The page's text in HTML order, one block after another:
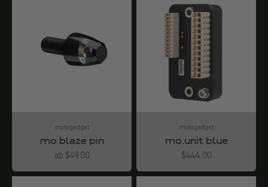
motogadget
mo.blaze pin
Angebot
ab $49.00
motogadget
mo.unit blue
Angebot
$444.00